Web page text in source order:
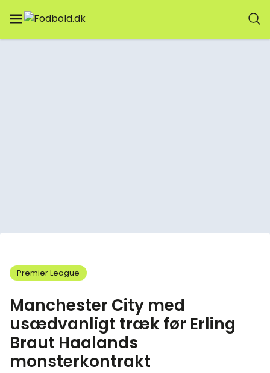
Premier League
Manchester City med
usædvanligt træk før Erling
Braut Haalands
monsterkontrakt